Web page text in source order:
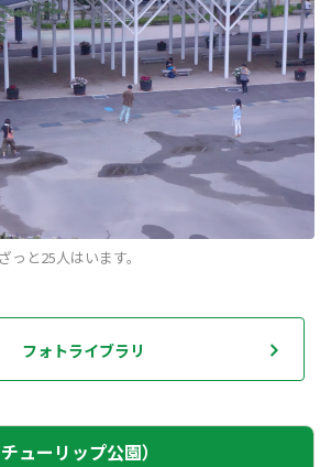
と25人はいます。
フォトライブラリ
ューリップ公園）